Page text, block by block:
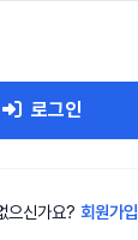
로그인
으신가요? 회원가입